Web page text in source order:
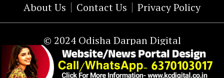
About Us Contact Us Privacy Policy
© 2024 Odisha Darpan Digital